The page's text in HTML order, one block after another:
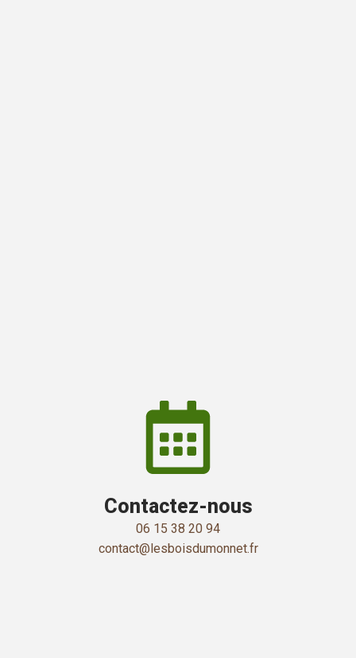
Contactez-nous
06 15 38 20 94
contact@lesboisdumonnet.fr